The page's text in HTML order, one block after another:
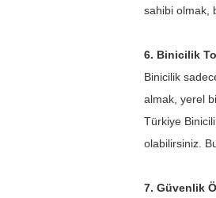
sahibi olmak,
6. Binicilik
Binicilik
almak, yerel
Türkiye
olabilirsiniz.
7. Güvenlik